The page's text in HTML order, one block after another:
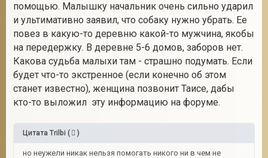
помощью. Малышку начальник очень сильно ударил
и ультимативно заявил, что собаку нужно убрать. Ее
повез в какую-то деревню какой-то мужчина, якобы
на передержку. В деревне 5-6 домов, заборов нет.
Какова судьба малыхи там - страшно подумать. Если
будет что-то экстренное (если конечно об этом
станет известно), женщина позвонит Таисе, дабы
кто-то выложил эту информацию на форуме.
Цитата Trilbi ( )
но неужели никак нельзя помогать никого ни в чем не